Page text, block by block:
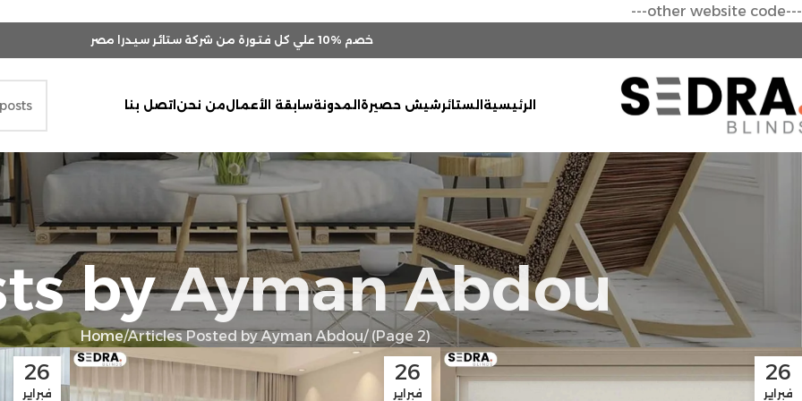
---other website code---
خصم
الرئيسية الستائرشيش حصيرة المدونةسابقة الأعمالمن نحن اتصل بنا
byAyman Abdou
Home Articles Posted by Ayman Abdou (Page 2)
26
فبراير
26
فبراير
26
فبراير